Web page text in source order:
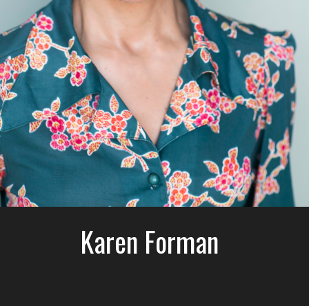
Karen Forman